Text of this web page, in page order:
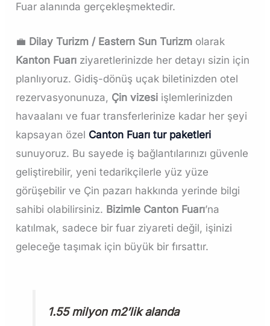
Fuar alanında gerçekleşmektedir.
💼 Dilay Turizm / Eastern Sun Turizm olarak
Kanton Fuarı ziyaretlerinizde her detayı sizin için
planlıyoruz. Gidiş-dönüş uçak biletinizden otel
rezervasyonunuza, Çin vizesi işlemlerinizden
havaalanı ve fuar transferlerinize kadar her şeyi
kapsayan özel Canton Fuarı tur paketleri
sunuyoruz. Bu sayede iş bağlantılarınızı güvenle
geliştirebilir, yeni tedarikçilerle yüz yüze
görüşebilir ve Çin pazarı hakkında yerinde bilgi
sahibi olabilirsiniz. Bizimle Canton Fuarı’na
katılmak, sadece bir fuar ziyareti değil, işinizi
geleceğe taşımak için büyük bir fırsattır.
1.55 milyon m2’lik alanda